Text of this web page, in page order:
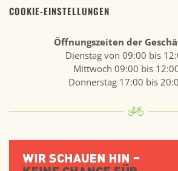
COOKIE-EINSTELLUNGEN
Öffnungszeiten der
Dienstag von 09:00 bis
Mittwoch 09:00 bis
Donnerstag 17:00 bis